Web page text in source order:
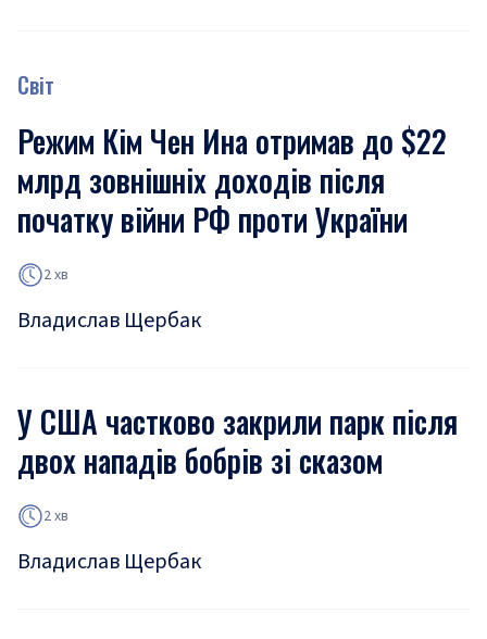
Світ
Режим Кім Чен Ина отримав до $22
млрд зовнішніх доходів після
початку війни РФ проти України
2 хв
Владислав Щербак
У США частково закрили парк після
двох нападів бобрів зі сказом
2 хв
Владислав Щербак